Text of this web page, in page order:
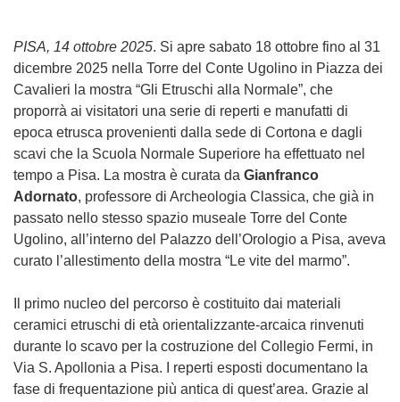
PISA, 14 ottobre 2025. Si apre sabato 18 ottobre fino al 31
dicembre 2025 nella Torre del Conte Ugolino in Piazza dei
Cavalieri la mostra “Gli Etruschi alla Normale”, che
proporrà ai visitatori una serie di reperti e manufatti di
epoca etrusca provenienti dalla sede di Cortona e dagli
scavi che la Scuola Normale Superiore ha effettuato nel
tempo a Pisa. La mostra è curata da Gianfranco
Adornato, professore di Archeologia Classica, che già in
passato nello stesso spazio museale Torre del Conte
Ugolino, all’interno del Palazzo dell’Orologio a Pisa, aveva
curato l’allestimento della mostra “Le vite del marmo”.
Il primo nucleo del percorso è costituito dai materiali
ceramici etruschi di età orientalizzante-arcaica rinvenuti
durante lo scavo per la costruzione del Collegio Fermi, in
Via S. Apollonia a Pisa. I reperti esposti documentano la
fase di frequentazione più antica di quest’area. Grazie al